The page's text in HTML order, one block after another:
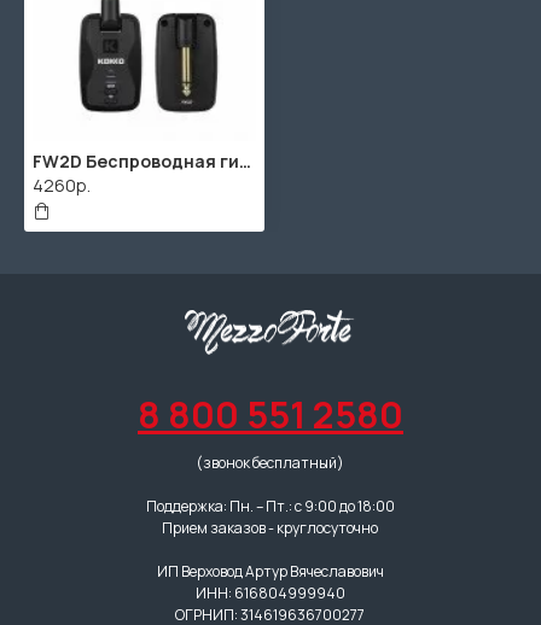
FW2D Беспроводная гитарная радиосистема, Flatsons
4260р.
8 800 551 2580
(звонок бесплатный)
Поддержка: Пн. – Пт.: с 9:00 до 18:00
Прием заказов - круглосуточно
ИП Верховод Артур Вячеславович
ИНН: 616804999940
ОГРНИП: 314619636700277